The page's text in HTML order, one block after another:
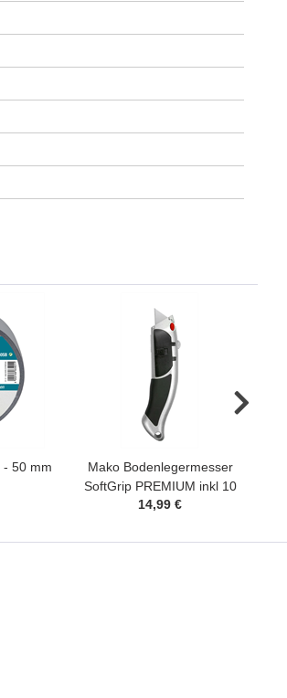
- 50 mm
Mako Bodenlegermesser
SoftGrip PREMIUM inkl 10
Klingen
14,99 €